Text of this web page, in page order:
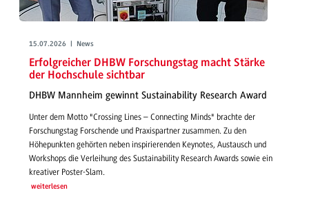
15.07.2026 | News
Erfolgreicher DHBW Forschungstag macht Stärke
der Hochschule sichtbar
DHBW Mannheim gewinnt Sustainability Research Award
Unter dem Motto "Crossing Lines – Connecting Minds" brachte der
Forschungstag Forschende und Praxispartner zusammen. Zu den
Höhepunkten gehörten neben inspirierenden Keynotes, Austausch und
Workshops die Verleihung des Sustainability Research Awards sowie ein
kreativer Poster-Slam.
weiterlesen